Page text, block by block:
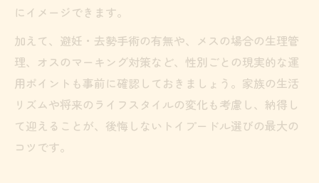
にイメージできます。
加えて、避妊・去勢手術の有無や、メスの場合の生理管
理、オスのマーキング対策など、性別ごとの現実的な運
用ポイントも事前に確認しておきましょう。家族の生活
リズムや将来のライフスタイルの変化も考慮し、納得し
て迎えることが、後悔しないトイプードル選びの最大の
コツです。